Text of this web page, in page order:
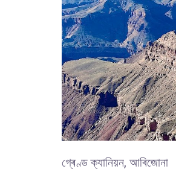
গ্ৰেণ্ড ক্যানিয়ন, আৰিজোনা